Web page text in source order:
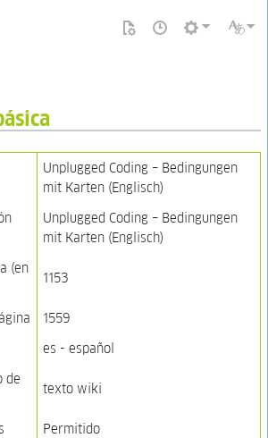
Unplugged Coding – Bedingungen
mit Karten (Englisch)
Unplugged Coding – Bedingungen
mit Karten (Englisch)
(en
1153
1559
es - español
de
texto wiki
Permitido